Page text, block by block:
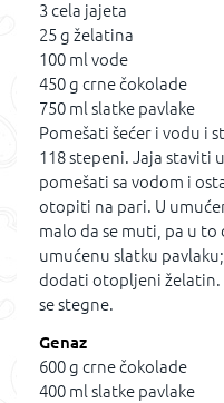
3 cela jajeta
25 g želatina
100 ml vode
450 g crne čokolade
750 ml slatke pavlake
Pomešati šećer i vodu i
118 stepeni. Jaja staviti
pomešati sa vodom i
otopiti na pari. U
malo da se muti, pa u
umućenu slatku
dodati otopljeni želatin.
se stegne.
Genaz
600 g crne čokolade
400 ml slatke pavlake